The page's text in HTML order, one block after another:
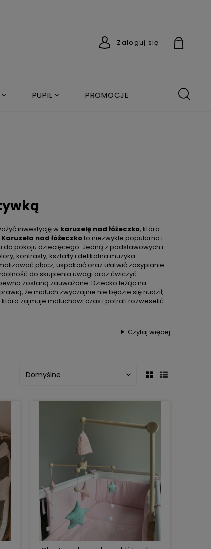
Zaloguj się
PUPIL PROMOCJE
inwestycję w karuzelę nad łóżeczko, która
Karuzela nad łóżeczkoto niezwykle popularna i
do pokoju dziecięcego. Jedną z podstawowych i
kontrasty, kształty i delikatna muzyka
płacz, uspokoić oraz ułatwić zasypianie.
do skupienia uwagi oraz ćwiczyć
zostaną zauważone. Dziecko leżąc na
że maluch zwyczajnie nie będzie się nudził,
zajmuje maluchowi czas i potrafi rozweselić.
Czytaj więcej
DO KOSZYKA